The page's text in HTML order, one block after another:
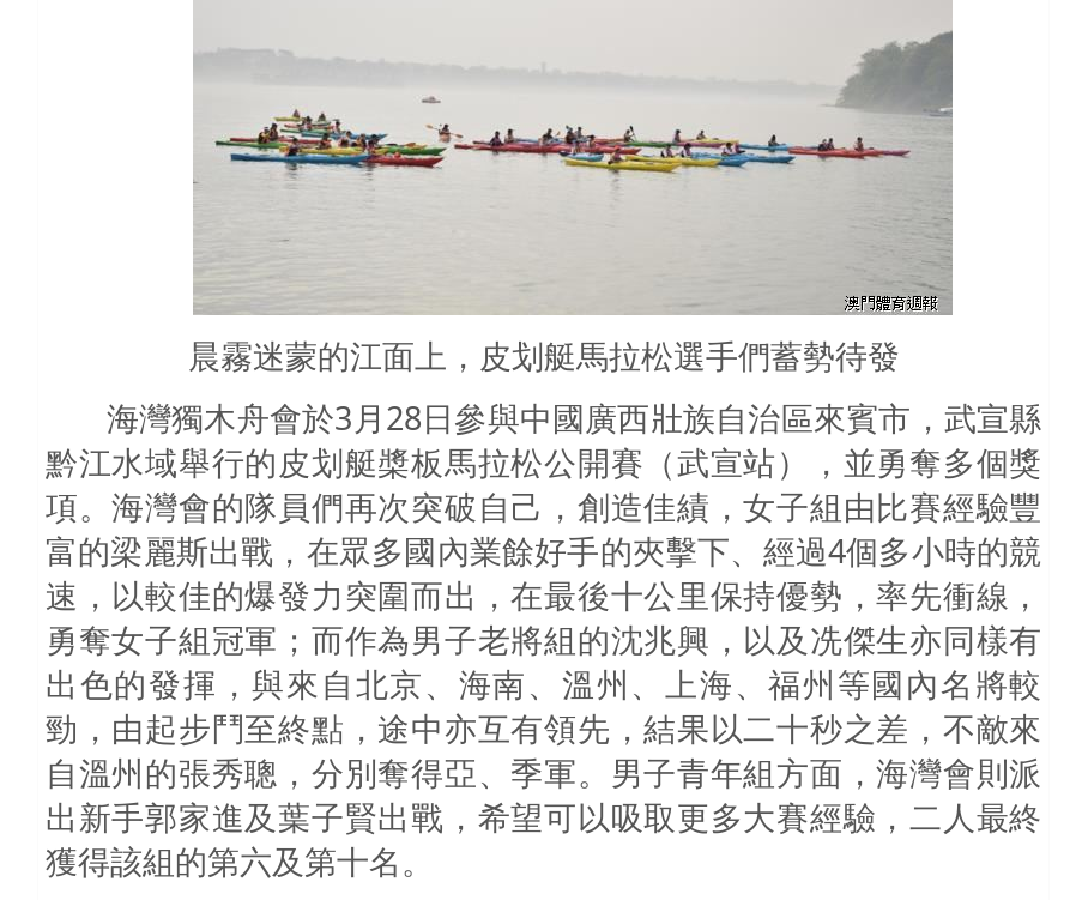
晨霧迷蒙的江面上，皮划艇馬拉松選手們蓄勢待發
海灣獨木舟會於3月28日參與中國廣西壯族自治區來賓市，武宣縣
黔江水域舉行的皮划艇槳板馬拉松公開賽（武宣站），並勇奪多個獎
項。海灣會的隊員們再次突破自己，創造佳績，女子組由比賽經驗豐
富的梁麗斯出戰，在眾多國內業餘好手的夾擊下、經過4個多小時的競
速，以較佳的爆發力突圍而出，在最後十公里保持優勢，率先衝線，
勇奪女子組冠軍；而作為男子老將組的沈兆興，以及冼傑生亦同樣有
出色的發揮，與來自北京、海南、溫州、上海、福州等國內名將較
勁，由起步鬥至終點，途中亦互有領先，結果以二十秒之差，不敵來
自溫州的張秀聰，分別奪得亞、季軍。男子青年組方面，海灣會則派
出新手郭家進及葉子賢出戰，希望可以吸取更多大賽經驗，二人最終
獲得該組的第六及第十名。